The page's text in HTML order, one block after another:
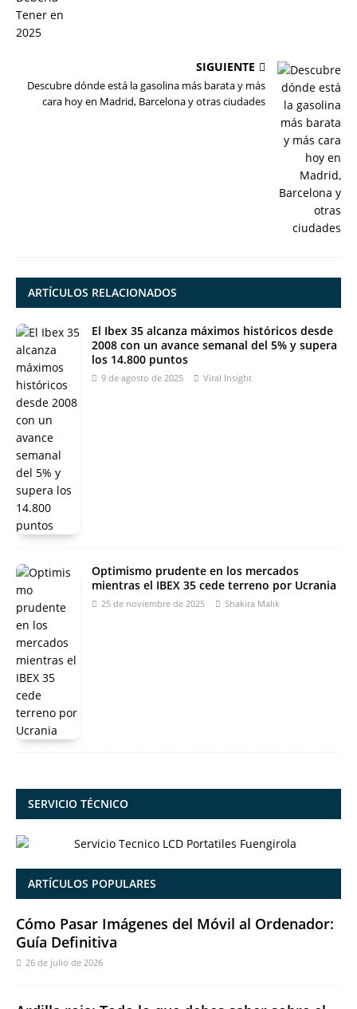
SIGUIENTE
Descubre dónde está la gasolina más barata y más
cara hoy en Madrid, Barcelona y otras ciudades
ARTÍCULOS RELACIONADOS
El Ibex 35 alcanza máximos históricos desde
2008 con un avance semanal del 5% y supera
los 14.800 puntos
9 de agosto de 2025 Viral Insight
Optimismo prudente en los mercados
mientras el IBEX 35 cede terreno por Ucrania
25 de noviembre de 2025 Shakira Malik
SERVICIO TÉCNICO
ARTÍCULOS POPULARES
Cómo Pasar Imágenes del Móvil al Ordenador:
Guía Definitiva
26 de julio de 2026